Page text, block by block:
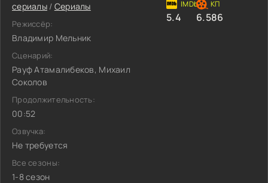
сериалы/ Сериалы
Режиссёр:
Владимир Мельник
Сценарий:
Рауф Атамалибеков, Михаил
Соколов
Продолжительность:
00:52
Озвучка:
Не требуется
Все сезоны:
1-8 сезон
5.4 6.586